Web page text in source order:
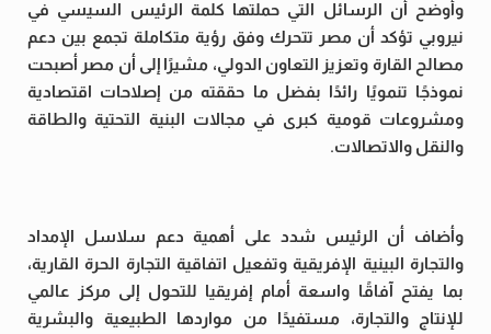
وأوضح أن الرسائل التي حملتها كلمة الرئيس السيسي في
نيروبي تؤكد أن مصر تتحرك وفق رؤية متكاملة تجمع بين دعم
مصالح القارة وتعزيز التعاون الدولي، مشيرًا إلى أن مصر أصبحت
نموذجًا تنمويًا رائدًا بفضل ما حققته من إصلاحات اقتصادية
ومشروعات قومية كبرى في مجالات البنية التحتية والطاقة
والنقل والاتصالات.
وأضاف أن الرئيس شدد على أهمية دعم سلاسل الإمداد
والتجارة البينية الإفريقية وتفعيل اتفاقية التجارة الحرة القارية،
بما يفتح آفاقًا واسعة أمام إفريقيا للتحول إلى مركز عالمي
للإنتاج والتجارة، مستفيدًا من مواردها الطبيعية والبشرية